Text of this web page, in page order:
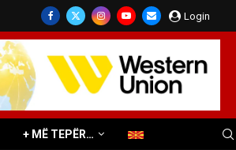
Login
+ MË TEPËR…